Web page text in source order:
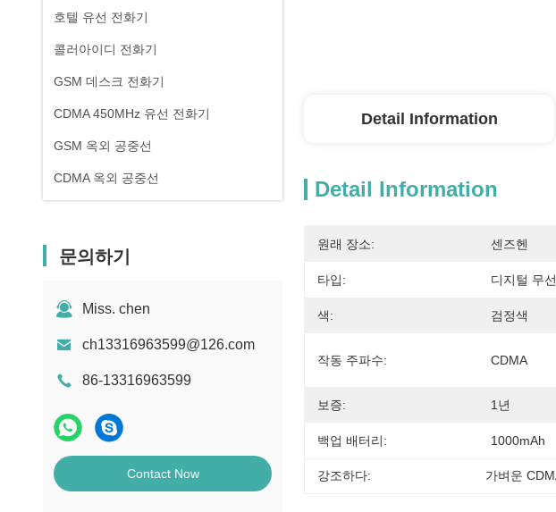
호텔 유선 전화기
콜러아이디 전화기
GSM 데스크 전화기
CDMA 450MHz 유선 전화기
GSM 옥외 공중선
CDMA 옥외 공중선
문의하기
Miss. chen
ch13316963599@126.com
86-13316963599
Contact Now
Detail Information
Detail Information
원래 장소: 센즈헨
타입: 디지털 무선
색: 검정색
작동 주파수: CDMA
보증: 1년
백업 배터리: 1000mAh
강조하다: 가벼운